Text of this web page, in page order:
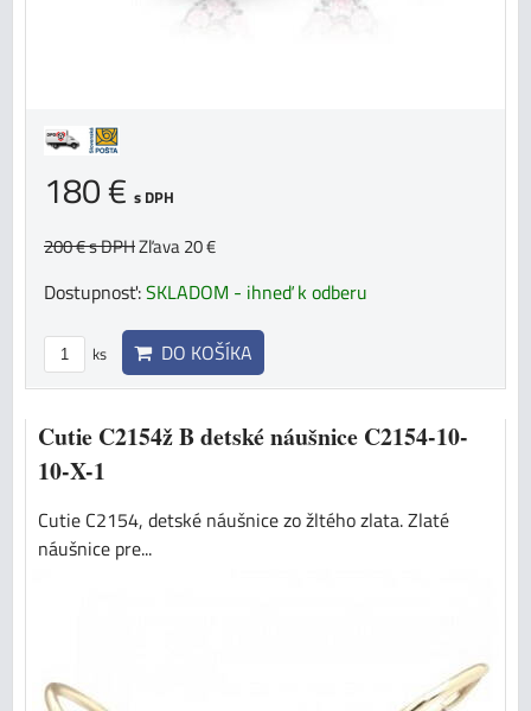
180 € s DPH
200 €s DPHZľava 20 €
Dostupnosť:SKLADOM - ihneď k odberu
ks DO KOŠÍKA
Cutie C2154ž B detské náušnice C2154-10-
10-X-1
Cutie C2154, detské náušnice zo žltého zlata. Zlaté
náušnice pre...